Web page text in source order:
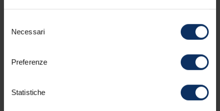
delNecessari
Preferenze
Statistiche
Prenota ora: